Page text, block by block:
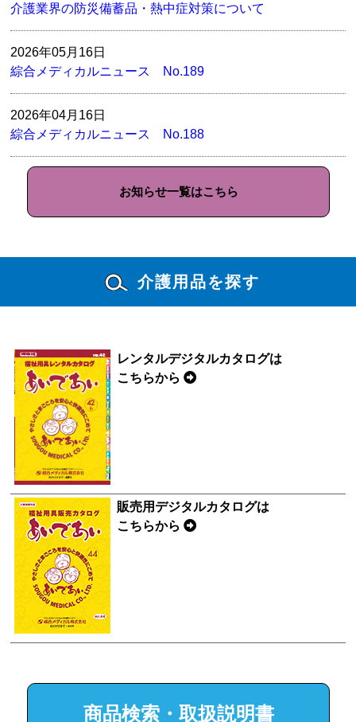
介護業界の防災備蓄品・熱中症対策について
2026年05月16日
綜合メディカルニュース No.189
2026年04月16日
綜合メディカルニュース No.188
お知らせ一覧はこちら
介護用品を探す
レンタルデジタルカタログは
こちらから
販売用デジタルカタログは
こちらから
商品検索・取扱説明書